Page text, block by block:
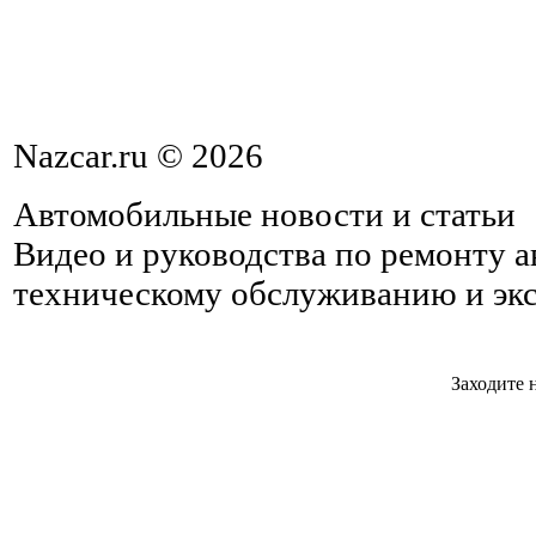
Nazcar.ru © 2026
Автомобильные новости и статьи
Видео и руководства по ремонту
техническому обслуживанию и
Заходите